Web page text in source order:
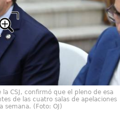
CSJ, confirmó que el pleno de esa
de las cuatro salas de apelaciones
semana. (Foto: OJ)